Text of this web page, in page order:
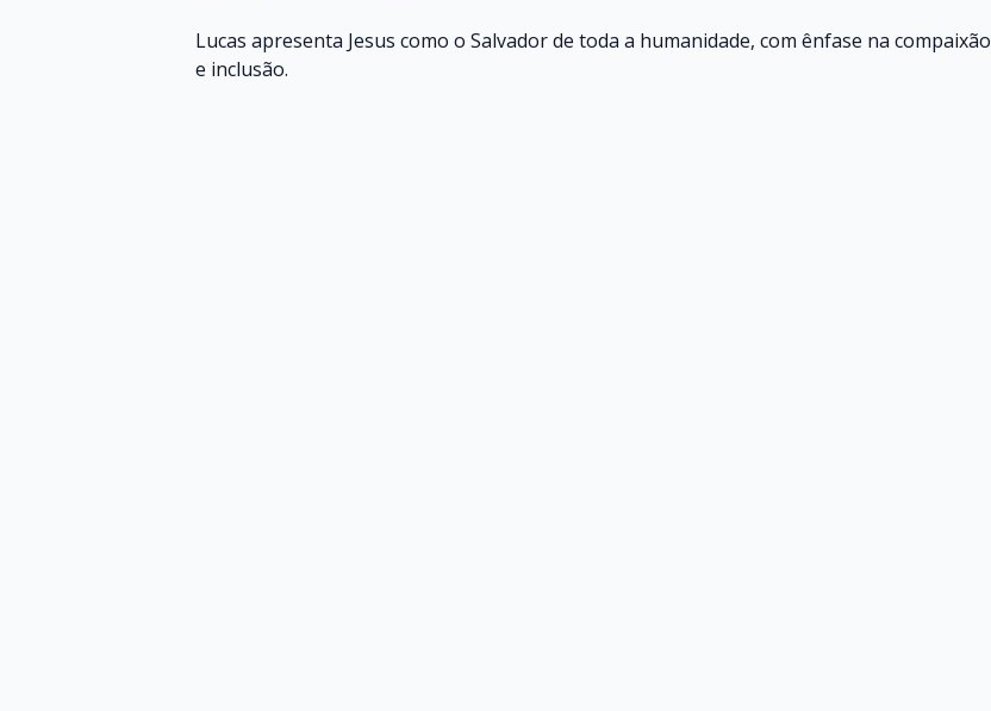
Lucas apresenta Jesus como o Salvador de toda a humanidade, com ênfase na compaixão
e inclusão.